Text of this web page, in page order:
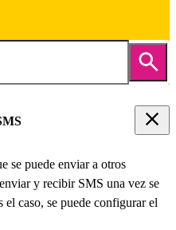
se puede enviar a otros
y recibir SMS una vez se
caso, se puede configurar el